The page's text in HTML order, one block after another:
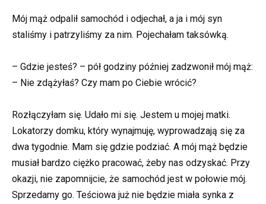
Mój mąż odpalił samochód i odjechał, a ja i mój syn
staliśmy i patrzyliśmy za nim. Pojechałam taksówką.
– Gdzie jesteś? – pół godziny później zadzwonił mój mąż:
– Nie zdążyłaś? Czy mam po Ciebie wrócić?
Rozłączyłam się. Udało mi się. Jestem u mojej matki.
Lokatorzy domku, który wynajmuję, wyprowadzają się za
dwa tygodnie. Mam się gdzie podziać. A mój mąż będzie
musiał bardzo ciężko pracować, żeby nas odzyskać. Przy
okazji, nie zapomnijcie, że samochód jest w połowie mój.
Sprzedamy go. Teściowa już nie będzie miała synka z